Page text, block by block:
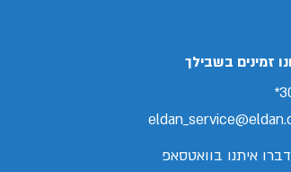
זמינים בשבילך
דברו איתנו בוואטסאפ